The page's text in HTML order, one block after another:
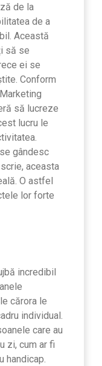
de la
de a
Această
să se
ei se
Conform
să lucreze
lucru le
gândesc
aceasta
O astfel
lor forte
incredibil
cărora le
individual.
care au
zi, cum ar fi
handicap.